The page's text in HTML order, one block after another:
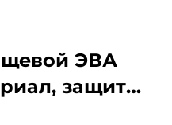
ЭВА
защита